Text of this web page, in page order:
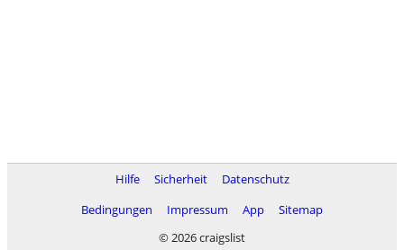
Hilfe Sicherheit
Datenschutz
Bedingungen
Impressum App
Sitemap
© 2026 craigslist